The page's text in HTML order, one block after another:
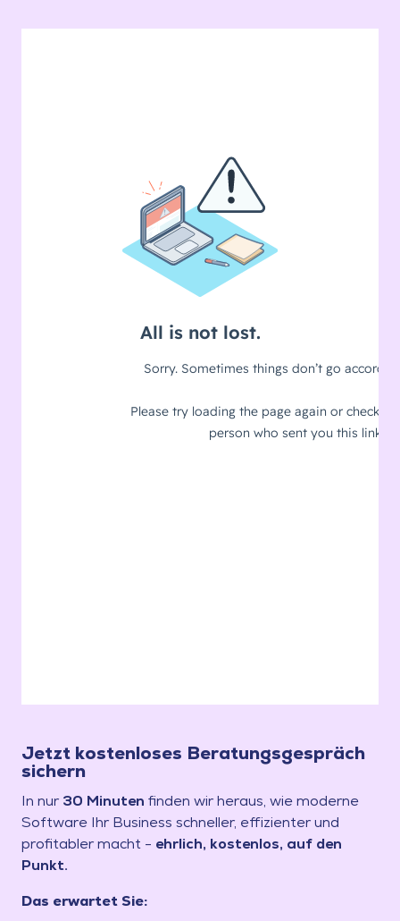
Jetzt kostenloses Beratungsgespräch
sichern
In nur 30 Minuten finden wir heraus, wie moderne
Software Ihr Business schneller, effizienter und
profitabler macht - ehrlich, kostenlos, auf den
Punkt.
Das erwartet Sie: